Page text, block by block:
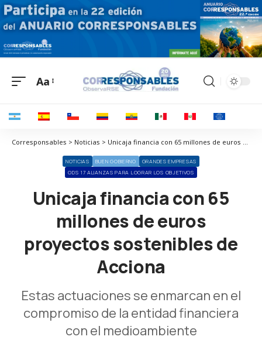
Aa
Corresponsables > Noticias > Unicaja financia con 65 millones de euros proyectos sostenibles de Acciona
NOTICIAS BUEN GOBIERNO
GRANDES EMPRESAS
ODS 17 ALIANZAS PARA LOGRAR LOS OBJETIVOS
Unicaja financia con 65
millones de euros
proyectos sostenibles de
Acciona
Estas actuaciones se enmarcan en el
compromiso de la entidad financiera
con el medioambiente